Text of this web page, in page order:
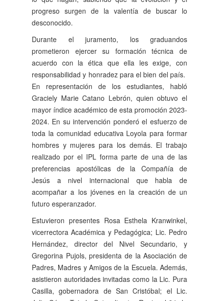
progreso surgen de la valentía de buscar lo
desconocido.
Durante el juramento, los graduandos
prometieron ejercer su formación técnica de
acuerdo con la ética que ella les exige, con
responsabilidad y honradez para el bien del país.
En representación de los estudiantes, habló
Graciely Marie Catano Lebrón, quien obtuvo el
mayor índice académico de esta promoción 2023-
2024. En su intervención ponderó el esfuerzo de
toda la comunidad educativa Loyola para formar
hombres y mujeres para los demás. El trabajo
realizado por el IPL forma parte de una de las
preferencias apostólicas de la Compañía de
Jesús a nivel internacional que habla de
acompañar a los jóvenes en la creación de un
futuro esperanzador.
Estuvieron presentes Rosa Esthela Kranwinkel,
vicerrectora Académica y Pedagógica; Lic. Pedro
Hernández, director del Nivel Secundario, y
Gregorina Pujols, presidenta de la Asociación de
Padres, Madres y Amigos de la Escuela. Además,
asistieron autoridades invitadas como la Lic. Pura
Casilla, gobernadora de San Cristóbal; el Lic.